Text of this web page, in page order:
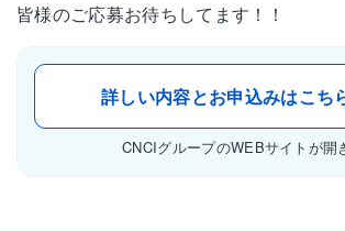
皆様のご応募お待ちしてます！！
詳しい内容とお申込みはこち
CNCIグループのWEBサイトが開